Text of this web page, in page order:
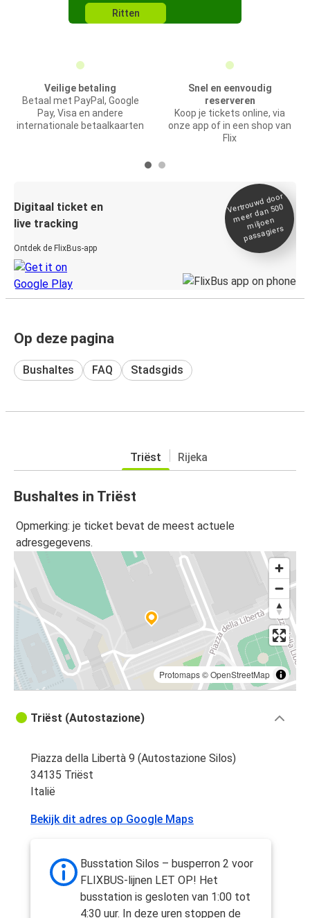
Ritten
Veilige betaling
Betaal met PayPal, Google
Pay, Visa en andere
internationale betaalkaarten
Snel en eenvoudig
reserveren
Koop je tickets online, via
onze app of in een shop van
Flix
Digitaal ticket en
live tracking
Ontdek de FlixBus-app
Vertrou
wd door
meer dan 500
miljoen
passagiers
Op deze pagina
Bushaltes FAQ Stadsgids
Triëst Rijeka
Bushaltes in Triëst
Opmerking: je ticket bevat de meest actuele
adresgegevens.
Protomaps©OpenStreetMap
Triëst (Autostazione)
Piazza della Libertà 9 (Autostazione Silos)
34135 Triëst
Italië
Bekijk dit adres op Google Maps
Busstation Silos – busperron 2 voor
FLIXBUS-lijnen LET OP! Het
busstation is gesloten van 1:00 tot
4:30 uur. In deze uren stoppen de